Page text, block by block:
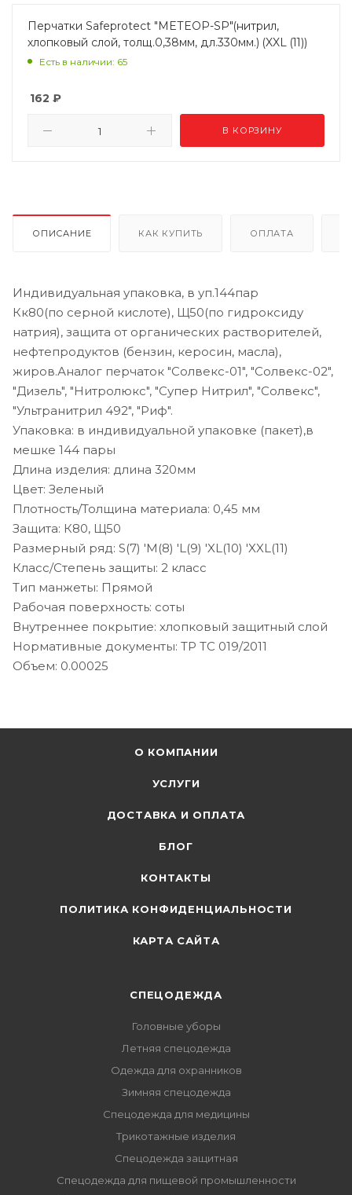
Перчатки Safeprotect "МЕТЕОР-SP"(нитрил,
хлопковый слой, толщ.0,38мм, дл.330мм.) (XXL (11))
Есть в наличии: 65
162 ₽
В КОРЗИНУ
ОПИСАНИЕ КАК КУПИТЬ ОПЛАТА
Индивидуальная упаковка, в уп.144пар
Кк80(по серной кислоте), Щ50(по гидроксиду
натрия), защита от органических растворителей,
нефтепродуктов (бензин, керосин, масла),
жиров.Аналог перчаток "Солвекс-01", "Солвекс-02",
"Дизель", "Нитролюкс", "Супер Нитрил", "Солвекс",
"Ультранитрил 492", "Риф".
Упаковка: в индивидуальной упаковке (пакет),в
мешке 144 пары
Длина изделия: длина 320мм
Цвет: Зеленый
Плотность/Толщина материала: 0,45 мм
Защита: К80, Щ50
Размерный ряд: S(7) 'M(8) 'L(9) 'XL(10) 'XXL(11)
Класс/Степень защиты: 2 класс
Тип манжеты: Прямой
Рабочая поверхность: соты
Внутреннее покрытие: хлопковый защитный слой
Нормативные документы: ТР ТС 019/2011
Объем: 0.00025
О КОМПАНИИ
УСЛУГИ
ДОСТАВКА И ОПЛАТА
БЛОГ
КОНТАКТЫ
ПОЛИТИКА КОНФИДЕНЦИАЛЬНОСТИ
КАРТА САЙТА
СПЕЦОДЕЖДА
Головные уборы
Летняя спецодежда
Одежда для охранников
Зимняя спецодежда
Спецодежда для медицины
Трикотажные изделия
Спецодежда защитная
Спецодежда для пищевой промышленности